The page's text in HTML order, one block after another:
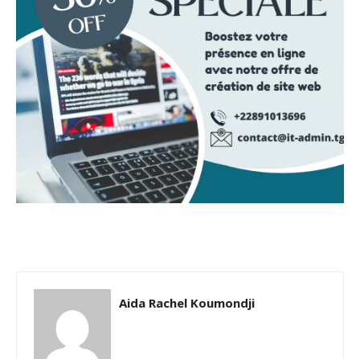
Aida Rachel Koumondji